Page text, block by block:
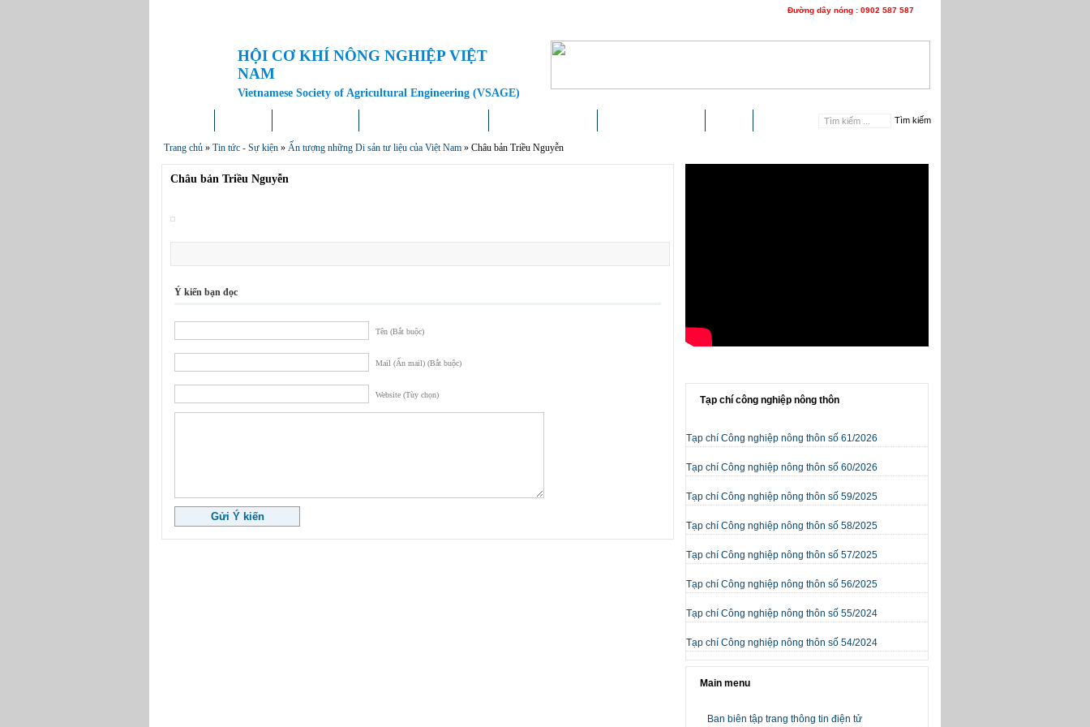
Đường dây nóng : 0902 587 587
HỘI CƠ KHÍ NÔNG NGHIỆP VIỆT
NAM
Vietnamese Society of Agricultural Engineering (VSAGE)
Trang chủ » Tin tức - Sự kiện » Ấn tượng những Di sản tư liệu của Việt Nam » Châu bản Triều Nguyễn
Châu bản Triều Nguyễn
Ý kiến bạn đọc
Tên (Bắt buộc)
Mail (Ẩn mail) (Bắt buộc)
Website (Tùy chọn) Tạp chí công nghiệp nông thôn
Tạp chí Công nghiệp nông thôn số 61/2026
Tạp chí Công nghiệp nông thôn số 60/2026
Tạp chí Công nghiệp nông thôn số 59/2025
Tạp chí Công nghiệp nông thôn số 58/2025
Tạp chí Công nghiệp nông thôn số 57/2025
Tạp chí Công nghiệp nông thôn số 56/2025
Tạp chí Công nghiệp nông thôn số 55/2024
Tạp chí Công nghiệp nông thôn số 54/2024
Main menu
Ban biên tập trang thông tin điện tử